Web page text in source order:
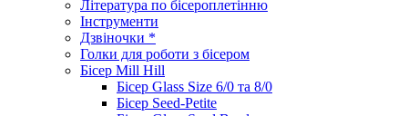
Література по бісероплетінню
Інструменти
Дзвіночки *
Голки для роботи з бісером
Бісер Mill Hill
Бісер Glass Size 6/0 та 8/0
Бісер Seed-Petite